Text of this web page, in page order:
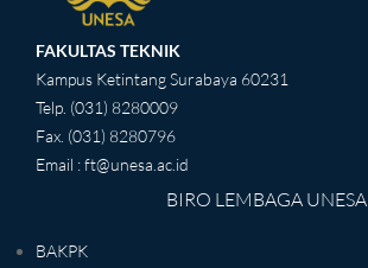
FAKULTAS TEKNIK
Kampus Ketintang Surabaya 60231
Telp. (031) 8280009
Fax. (031) 8280796
Email : ft@unesa.ac.id
BIRO LEMBAGA UNESA
BAKPK